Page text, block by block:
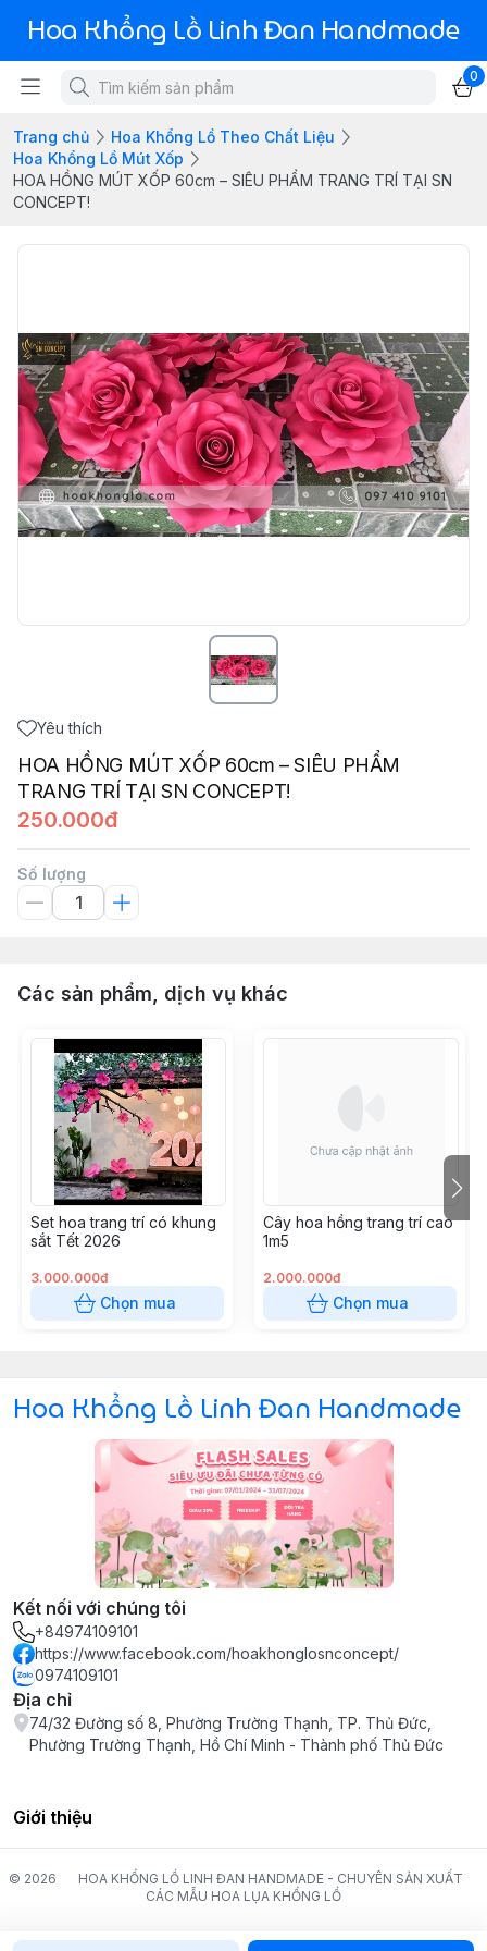
Hoa Khổng Lồ Linh Đan Handmade
0
Trang chủ
Hoa Khổng Lồ Theo Chất Liệu
Hoa Khổng Lồ Mút Xốp
HOA HỒNG MÚT XỐP 60cm – SIÊU PHẨM TRANG TRÍ TẠI SN
CONCEPT!
Yêu thích
HOA HỒNG MÚT XỐP 60cm – SIÊU PHẨM
TRANG TRÍ TẠI SN CONCEPT!
250.000đ
Số lượng
Các sản phẩm, dịch vụ khác
Set hoa trang trí có khung
sắt Tết 2026
3.000.000đ
Chọn mua
Cây hoa hồng trang trí cao
1m5
2.000.000đ
Chọn mua
Hoa Khổng Lồ Linh Đan Handmade
Kết nối với chúng tôi
+84974109101
https://www.facebook.com/hoakhonglosnconcept/
0974109101
Địa chỉ
74/32 Đường số 8, Phường Trường Thạnh, TP. Thủ Đức,
Phường Trường Thạnh, Hồ Chí Minh - Thành phố Thủ Đức
Giới thiệu
© 2026
HOA KHỔNG LỒ LINH ĐAN HANDMADE - CHUYÊN SẢN XUẤT
CÁC MẪU HOA LỤA KHỔNG LỒ